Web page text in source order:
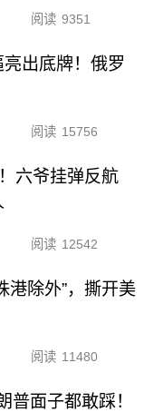
阅读 9351
出底牌！俄罗
阅读 15756
六爷挂弹反航
阅读 12542
港除外”，撕开美
阅读 11480
普面子都敢踩！